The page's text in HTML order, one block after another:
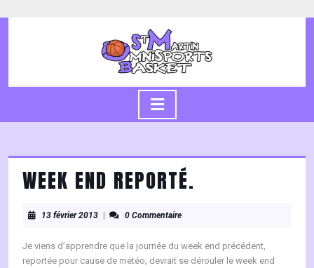
to
WEEK END REPORTÉ.
13 février 201313
2013
0 Commentaire
Je viens d’apprendre que la journée du week end précédent,
reportée pour cause de météo, devrait se dérouler le week end